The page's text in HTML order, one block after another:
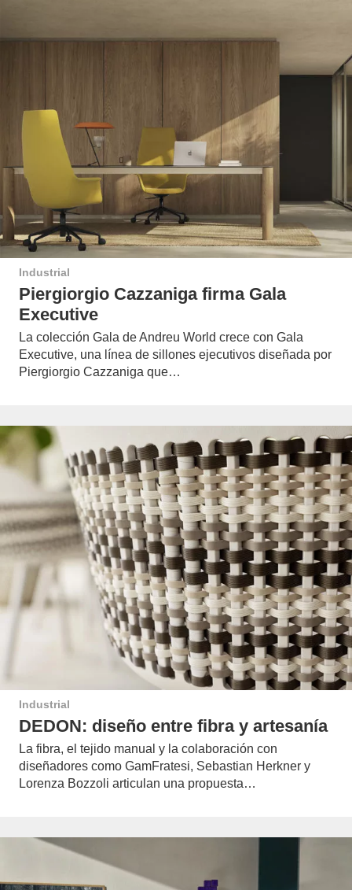
Industrial
Piergiorgio Cazzaniga firma Gala
Executive
La colección Gala de Andreu World crece con Gala
Executive, una línea de sillones ejecutivos diseñada por
Piergiorgio Cazzaniga que…
Industrial
DEDON: diseño entre fibra y artesanía
La fibra, el tejido manual y la colaboración con
diseñadores como GamFratesi, Sebastian Herkner y
Lorenza Bozzoli articulan una propuesta…